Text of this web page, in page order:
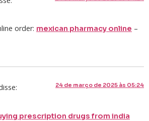
order: mexican pharmacy online –
24 de março de 2025 às 05:24
prescription drugs from india